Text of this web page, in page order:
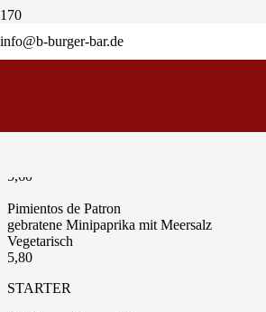
info@b-burger-bar.de
Rökjes
geräucherte Kartofeln mit Kräuterknoblauch
5,60
Pimientos de Patron
gebratene Minipaprika mit Meersalz
Vegetarisch
5,80
STARTER